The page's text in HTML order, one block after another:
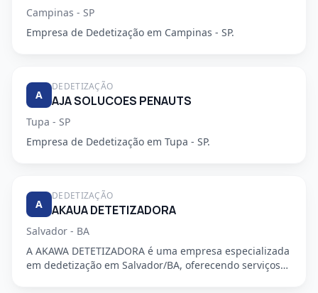
Campinas - SP
Empresa de Dedetização em Campinas - SP.
A
DEDETIZAÇÃO
AJA SOLUCOES PENAUTS
Tupa - SP
Empresa de Dedetização em Tupa - SP.
A
DEDETIZAÇÃO
AKAUA DETETIZADORA
Salvador - BA
A AKAWA DETETIZADORA é uma empresa especializada
em dedetização em Salvador/BA, oferecendo serviços